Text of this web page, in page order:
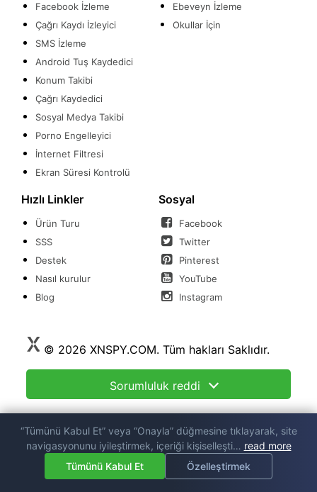
Facebook İzleme
Çağrı Kaydı İzleyici
SMS İzleme
Android Tuş Kaydedici
Konum Takibi
Çağrı Kaydedici
Sosyal Medya Takibi
Porno Engelleyici
İnternet Filtresi
Ekran Süresi Kontrolü
Ebeveyn İzleme
Okullar İçin
Hızlı Linkler
Ürün Turu
SSS
Destek
Nasıl kurulur
Blog
Sosyal
Facebook
Twitter
Pinterest
YouTube
Instagram
© 2026 XNSPY.COM. Tüm hakları Saklıdır.
Sorumluluk reddi
Sartlar| Mahremiyet| Cookie Settings
Bu site çerez kullanır. Sitede gezinmeye devam ederek çerez
kullanımımızı kabul etmiş olursunuz. Bizim okuyunkurabiye
“Tümünü Kabul Et” veya “Onayla” düğmesine tıklayarak, site
navigasyonunu iyileştirmek, içeriği kişiselleşti… read more
Tümünü Kabul Et
Özelleştirmek